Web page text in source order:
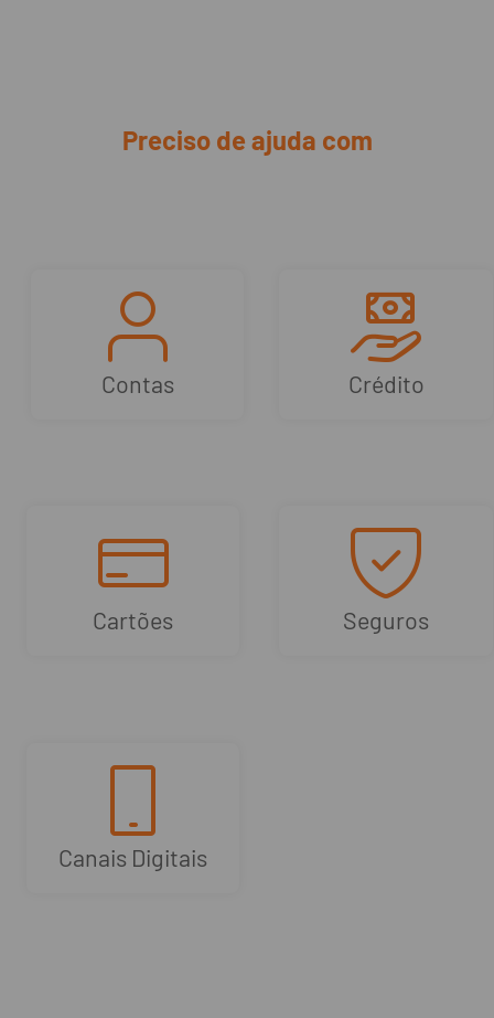
Preciso de ajuda com
Contas Crédito
Cartões Seguros
Canais Digitais